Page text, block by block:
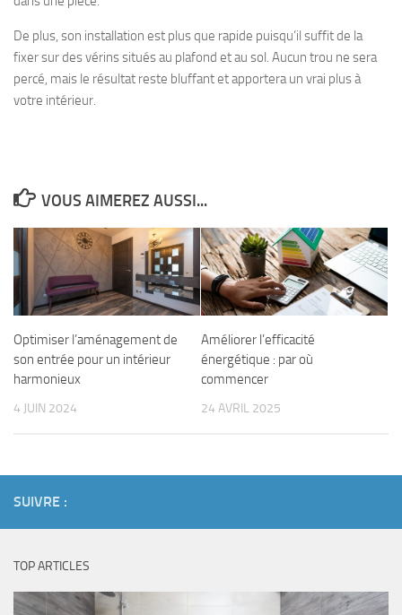
De plus, son installation est plus que rapide puisqu’il suffit de la
fixer sur des vérins situés au plafond et au sol. Aucun trou ne sera
percé, mais le résultat reste bluffant et apportera un vrai plus à
votre intérieur.
VOUS AIMEREZ AUSSI...
Optimiser l’aménagement de
son entrée pour un intérieur
harmonieux
4 JUIN 2024
Améliorer l’efficacité
énergétique : par où
commencer
24 AVRIL 2025
SUIVRE :
TOP ARTICLES